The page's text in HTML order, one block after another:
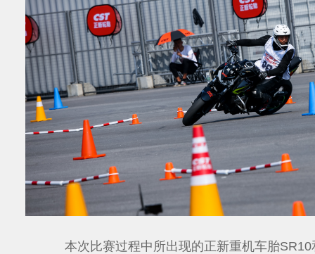
本次比赛过程中所出现的正新重机车胎